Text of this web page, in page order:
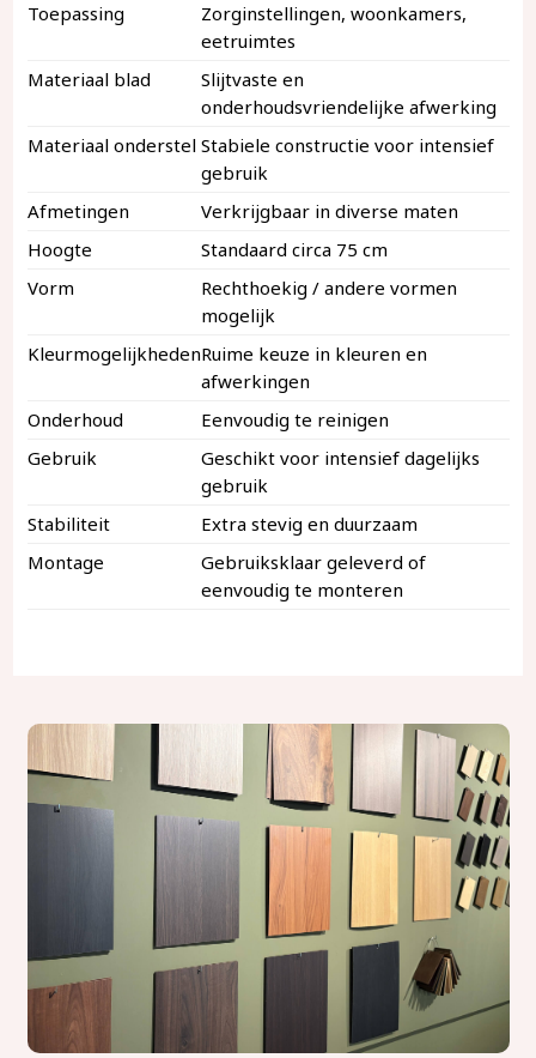
Toepassing
Zorginstellingen, woonkamers,
eetruimtes
Materiaal blad
Slijtvaste en
onderhoudsvriendelijke afwerking
Materiaal onderstel Stabiele constructie voor intensief
gebruik
Afmetingen
Verkrijgbaar in diverse maten
Hoogte
Standaard circa 75 cm
Vorm
Rechthoekig / andere vormen
mogelijk
KleurmogelijkhedenRuime keuze in kleuren en
afwerkingen
Onderhoud
Eenvoudig te reinigen
Gebruik
Geschikt voor intensief dagelijks
gebruik
Stabiliteit
Extra stevig en duurzaam
Montage
Gebruiksklaar geleverd of
eenvoudig te monteren